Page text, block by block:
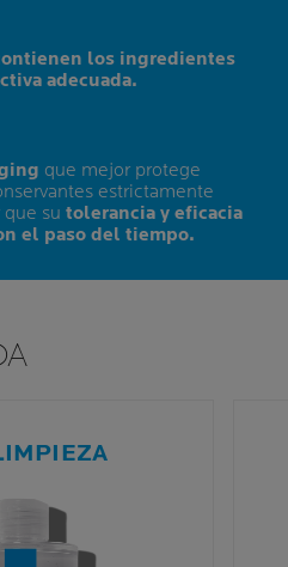
los ingredientes
adecuada.
que mejor protege
estrictamente
que su tolerancia y eficacia
el paso del tiempo.